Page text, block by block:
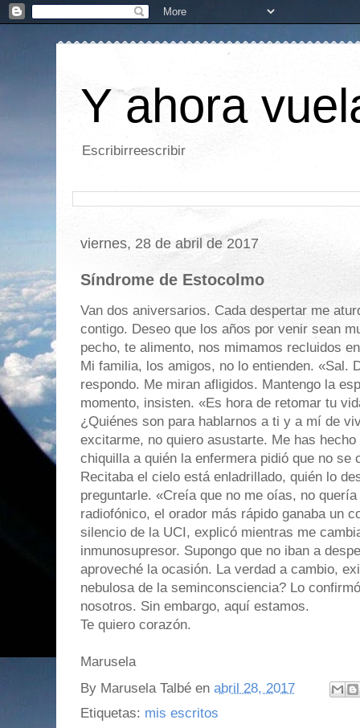
Y ahora
Escribirreescribir
viernes, 28 de abril de 2017
Síndrome de Estocolmo
Van dos aniversarios. Cada despertar me
contigo. Deseo que los años por venir sean
pecho, te alimento, nos mimamos recluidos
Mi familia, los amigos, no lo entienden. «Sal.
respondo. Me miran afligidos. Mantengo la
momento, insisten. «Es hora de retomar tu
¿Quiénes son para hablarnos a ti y a mí de
excitarme, no quiero asustarte. Me has
chiquilla a quién la enfermera pidió que no se
Recitaba el cielo está enladrillado, quién lo
preguntarle. «Creía que no me oías, no
radiofónico, el orador más rápido ganaba un
silencio de la UCI, explicó mientras me
inmunosupresor. Supongo que no iban a
aproveché la ocasión. La verdad a cambio,
nebulosa de la seminconsciencia? Lo
nosotros. Sin embargo, aquí estamos.
Te quiero corazón.
Marusela
By Marusela Talbé en abril 28, 2017
Etiquetas: mis escritos